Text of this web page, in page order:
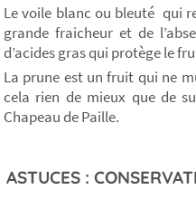
Le voile blanc ou bleuté qui
grande fraicheur et de
d’acides gras qui protège le
La prune est un fruit qui ne
cela rien de mieux que de
Chapeau de Paille.
ASTUCES :